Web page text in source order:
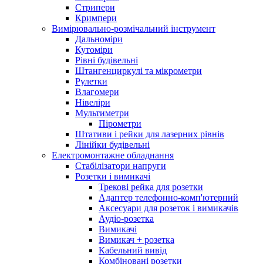
Стрипери
Кримпери
Вимірювально-розмічальний інструмент
Дальноміри
Кутоміри
Рівні будівельні
Штангенциркулі та мікрометри
Рулетки
Влагомери
Нівеліри
Мультиметри
Пірометри
Штативи і рейки для лазерних рівнів
Лінійки будівельні
Електромонтажне обладнання
Стабілізатори напруги
Розетки і вимикачі
Трекові рейка для розетки
Адаптер телефонно-комп'ютерний
Аксесуари для розеток і вимикачів
Аудіо-розетка
Вимикачі
Вимикач + розетка
Кабельний вивід
Комбіновані розетки